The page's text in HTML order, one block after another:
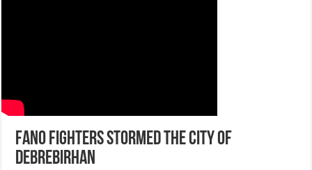
FANO Fighters stormed the city of
Debrebirhan